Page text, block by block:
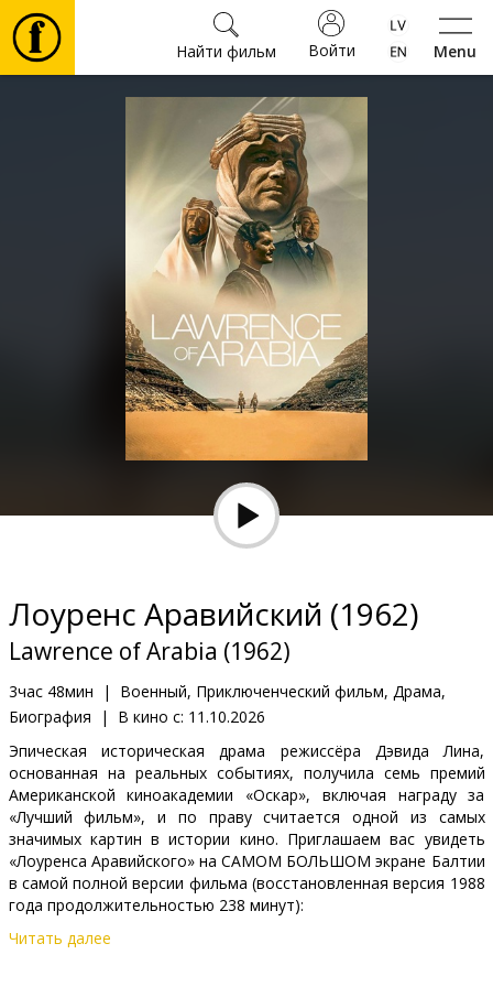
Menu
Войти
Найти фильм
Фильмы
Мероприятия
Новости
Подарки
Клуб
Лоуренс Аравийский (1962)
Lawrence of Arabia (1962)
3час 48мин |
Военный, Приключенческий фильм, Драма,
Биография
| В кино с: 11.10.2026
Эпическая историческая драма режиссёра Дэвида Лина,
основанная на реальных событиях, получила семь премий
Американской киноакадемии «Оскар», включая награду за
«Лучший фильм», и по праву считается одной из самых
значимых картин в истории кино. Приглашаем вас увидеть
«Лоуренса Аравийского» на САМОМ БОЛЬШОМ экране Балтии
в самой полной версии фильма (восстановленная версия 1988
года продолжительностью 238 минут):
Фильм рассказывает о британском офицере Т. Э. Лоуренсе во
Читать далее